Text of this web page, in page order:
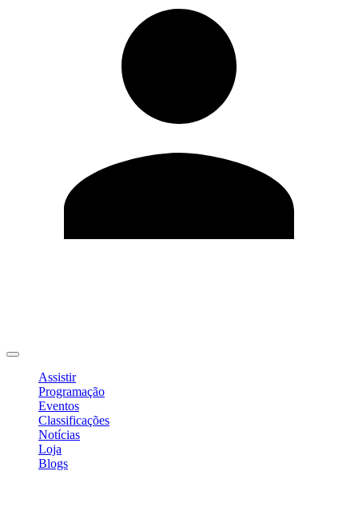
Assistir
Programação
Eventos
Classificações
Notícias
Loja
Blogs